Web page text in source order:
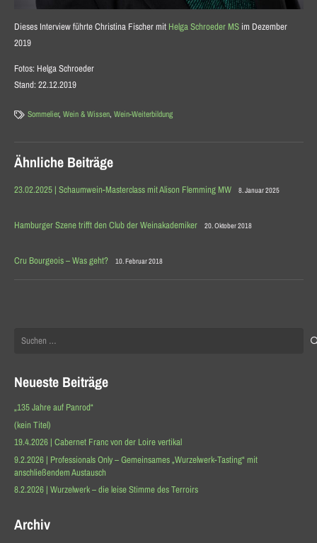
Dieses Interview führte Christina Fischer mit Helga Schroeder MSim Dezember
2019
Fotos: Helga Schroeder
Stand: 22.12.2019
Sommelier,Wein & Wissen,Wein-Weiterbildung
Ähnliche Beiträge
23.02.2025 | Schaumwein-Masterclass mit Alison Flemming MW 8. Januar 2025
Hamburger Szene trifft den Club der Weinakademiker 20. Oktober 2018
Cru Bourgeois – Was geht? 10. Februar 2018
Suchen
Neueste Beiträge
„135 Jahre auf Panrod“
(kein Titel)
19.4.2026 | Cabernet Franc von der Loire vertikal
9.2.2026 | Professionals Only – Gemeinsames „Wurzelwerk-Tasting“ mit
anschließendem Austausch
8.2.2026 | Wurzelwerk – die leise Stimme des Terroirs
Archiv